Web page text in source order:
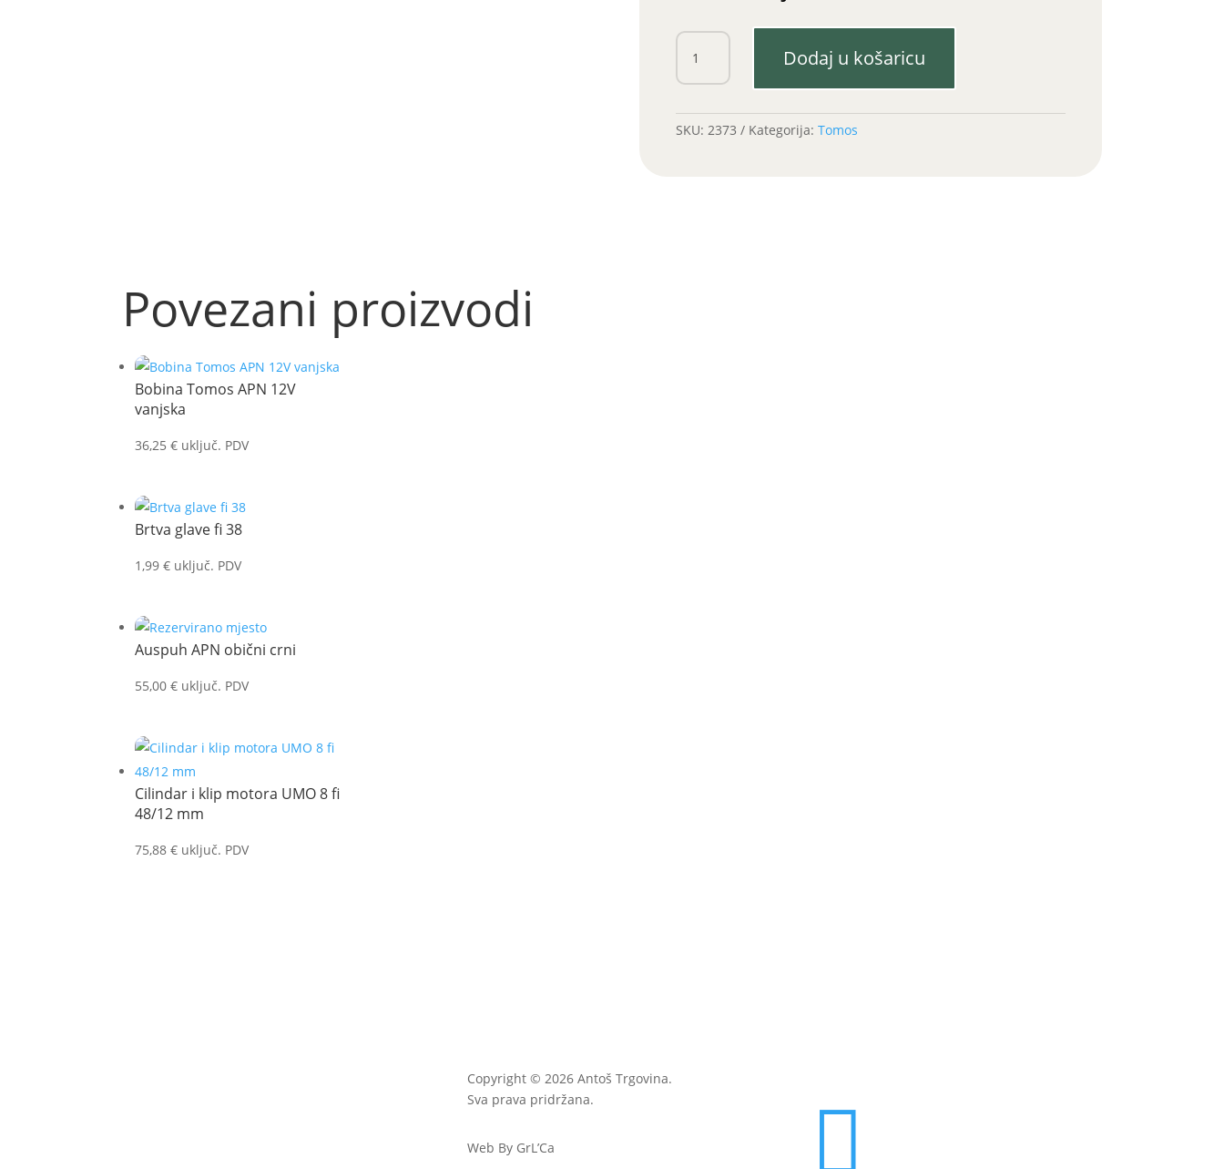
Brtva
auspuha
ATM,
količina
Dodaj u košaricu
SKU: 2373 Kategorija: Tomos
Povezani proizvodi
Bobina Tomos APN 12V
vanjska
36,25€ uključ. PDV
Brtva glave fi 38
1,99€ uključ. PDV
Auspuh APN obični crni
55,00€ uključ. PDV
Cilindar i klip motora UMO 8 fi
48/12 mm
75,88€ uključ. PDV
Copyright © 2026 Antoš Trgovina.
Sva prava pridržana.
Web By GrL’Ca 